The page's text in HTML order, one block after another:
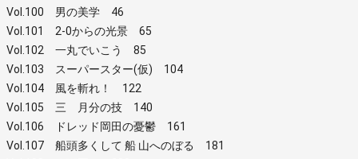
Vol.100 男の美学 46
Vol.101 2-0からの光景 65
Vol.102 一丸でいこう 85
Vol.103 スーパースター(仮) 104
Vol.104 風を斬れ！ 122
Vol.105 三ゕ月分の技 140
Vol.106 ドレッド岡田の憂鬱 161
Vol.107 船頭多くして 船 山へのぼる 181